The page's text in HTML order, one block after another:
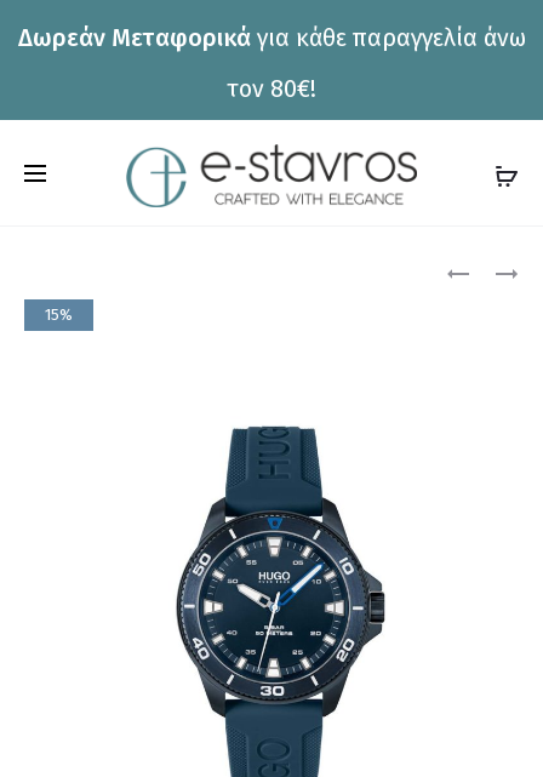
Δωρεάν Μεταφορικάγια κάθε παραγγελία άνω
τον 80€!
15%